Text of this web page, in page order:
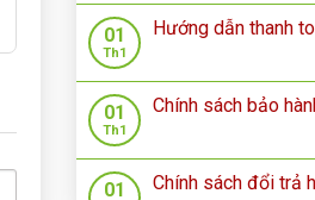
01
Th1
Hướng dẫn thanh
01
Th1
Chính sách bảo
01 Chính sách đổi trả